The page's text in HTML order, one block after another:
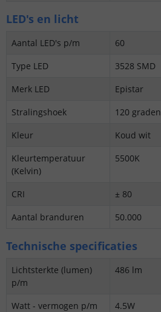
LED's en licht
Aantal LED's p/m
60
Type LED
3528 SMD
Merk LED
Epistar
Stralingshoek
120 graden
Kleur
Koud wit
Kleurtemperatuur
(Kelvin)
5500K
CRI
± 80
Aantal branduren
50.000
Technische specificaties
Lichtsterkte (lumen)
p/m
486 lm
Watt - vermogen p/m
4.5W